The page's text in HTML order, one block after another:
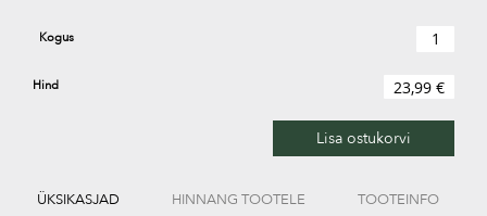
Kogus
Hind 23,99 €
Lisa ostukorvi
ÜKSIKASJAD HINNANG TOOTELE TOOTEINFO